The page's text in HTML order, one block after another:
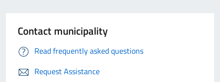
Contact municipality
Read frequently asked questions
Request Assistance